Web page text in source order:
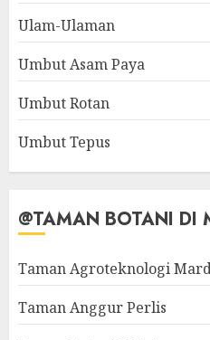
Ulam-Ulaman
Umbut Asam Paya
Umbut Rotan
Umbut Tepus
@TAMAN BOTANI DI
Taman Agroteknologi
Taman Anggur Perlis